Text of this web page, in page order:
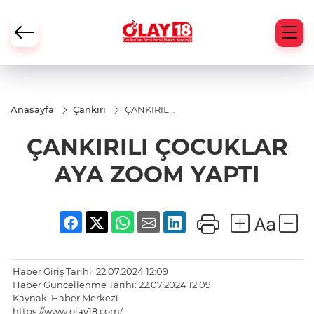
Anasayfa Çankırı
ÇANKIRILI
ÇANKIRILI ÇOCUKLAR
AYA ZOOM YAPTI
Haber Giriş Tarihi: 22.07.2024 12:09
Haber Güncellenme Tarihi: 22.07.2024 12:09
Kaynak: Haber Merkezi
https://www.olay18.com/